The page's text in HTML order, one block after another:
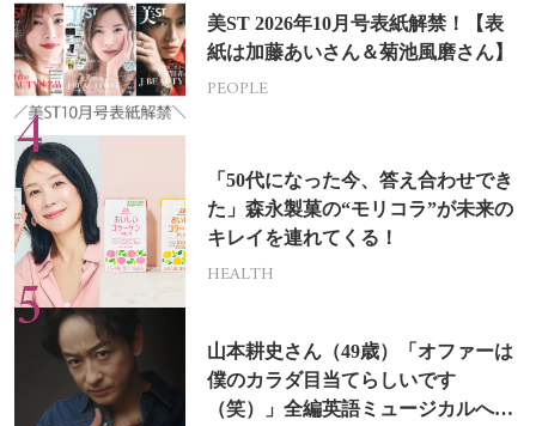
美ST 2026年10月号表紙解禁！【表
紙は加藤あいさん＆菊池風磨さん】
PEOPLE
「50代になった今、答え合わせでき
た」森永製菓の“モリコラ”が未来の
キレイを連れてくる！
HEALTH
山本耕史さん（49歳）「オファーは
僕のカラダ目当てらしいです
（笑）」全編英語ミュージカルへの